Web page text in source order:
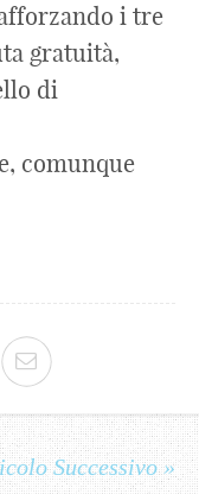
i tre
gratuità,
di
comunque
Successivo »